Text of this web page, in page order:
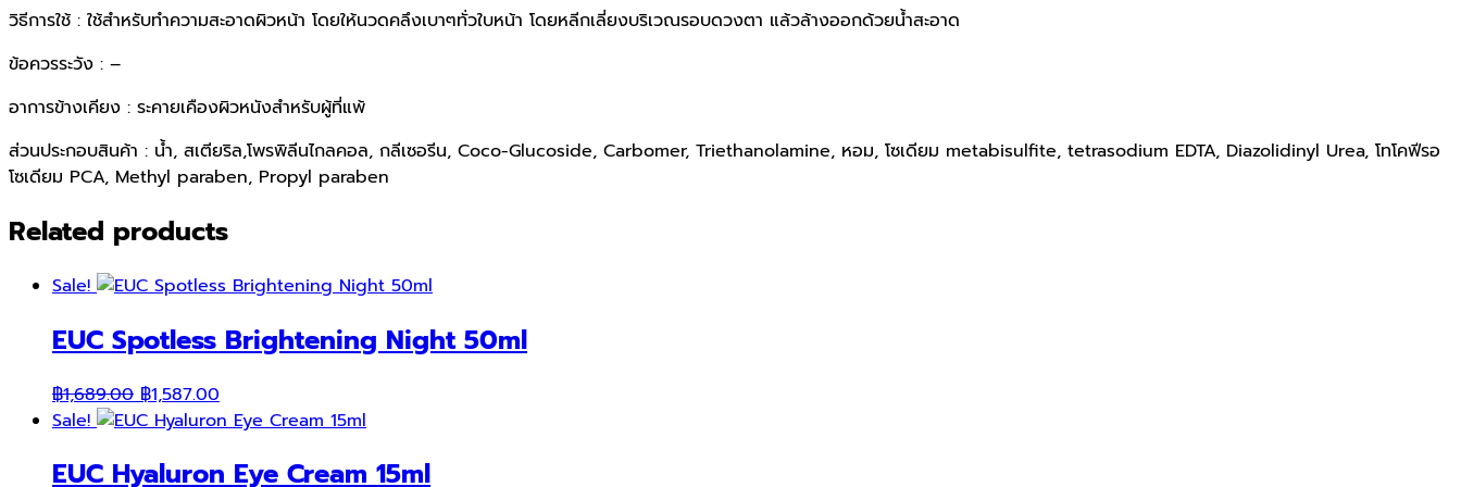
วิธีการใช้ : ใช้สำหรับทำความสะอาดผิวหน้า โดยให้นวดคลึงเบาๆทั่วใบหน้า โดยหลีกเลี่ยงบริเวณรอบดวงตา แล้วล้างออกด้วยน้ำสะอาด
ข้อควรระวัง : –
อาการข้างเคียง : ระคายเคืองผิวหนังสำหรับผู้ที่แพ้
ส่วนประกอบสินค้า : น้ำ, สเตียริล,โพรพิลีนไกลคอล, กลีเซอรีน, Coco-Glucoside, Carbomer, Triethanolamine, หอม, โซเดียม metabisulfite, tetrasodium EDTA, Diazolidinyl Urea, โทโคฟีรอ
โซเดียม PCA, Methyl paraben, Propyl paraben
Related products
Sale!
EUC Spotless Brightening Night 50ml
฿1,689.00 Original
price
฿1,689.00.
฿1,587.00
price
฿1,587.00.
Sale!
EUC Hyaluron Eye Cream 15ml